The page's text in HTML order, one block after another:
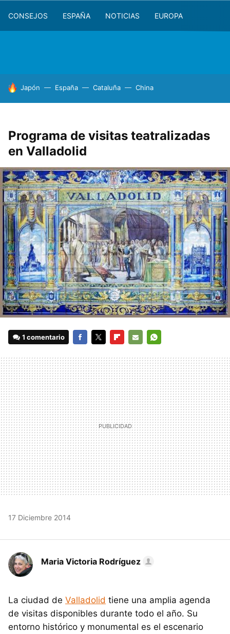
CONSEJOS ESPAÑA NOTICIAS EUROPA
HOY SE HABLA DE
Japón España Cataluña China
Programa de visitas teatralizadas
en Valladolid
1 comentario
MAIL
17 Diciembre 2014
Maria Victoria Rodríguez
La ciudad de Valladolid tiene una amplia agenda
de visitas disponibles durante todo el año. Su
entorno histórico y monumental es el escenario